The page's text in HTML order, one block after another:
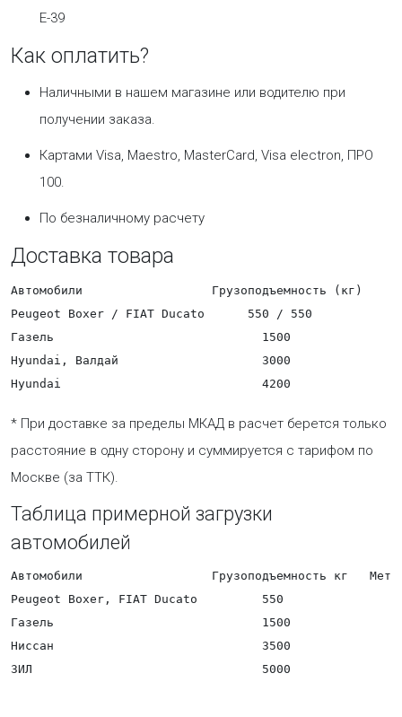
Е-39
Как оплатить?
Наличными в нашем магазине или водителю при
получении заказа.
Картами Visa, Maestro, MasterCard, Visa electron, ПРО
100.
По безналичному расчету
Доставка товара
Автомобили                  Грузоподъемность (кг)
Peugeot Boxer / FIAT Ducato      550 / 550
Газель                             1500
Hyundai, Валдай                    3000
* При доставке за пределы МКАД в расчет берется только
расстояние в одну сторону и суммируется с тарифом по
Москве (за ТТК).
Таблица примерной загрузки
автомобилей
Автомобили                  Грузоподъемность кг
Peugeot Boxer, FIAT Ducato         550
Газель                             1500
Ниссан                             3500
ЗИЛ                                5000